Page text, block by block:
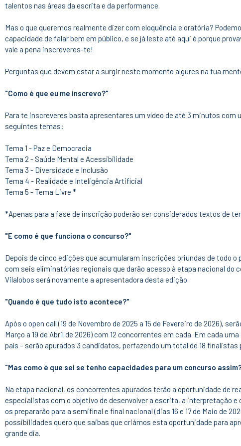
talentos nas áreas da escrita e da performance.
Mas o que queremos realmente dizer com eloquência e oratória?
capacidade de falar bem em público, e se já leste até aqui é porque
vale a pena inscreveres-te!
Perguntas que devem estar a surgir neste momento algures na tua
"Como é que eu me inscrevo?"
Para te inscreveres basta apresentares um vídeo de até 3 minutos com
seguintes temas:
Tema 1 - Paz e Democracia
Tema 2 - Saúde Mental e Acessibilidade
Tema 3 - Diversidade e Inclusão
Tema 4 - Realidade e Inteligência Artificial
Tema 5 - Tema Livre *
*Apenas para a fase de inscrição poderão ser considerados textos de
"E como é que funciona o concurso?"
Depois de cinco edições que acumularam inscrições oriundas de todo o
com seis eliminatórias regionais que darão acesso à etapa nacional do
Vilalobos será novamente a apresentadora desta edição.
"Quando é que tudo isto acontece?"
Após o open call (19 de Novembro de 2025 a 15 de Fevereiro de 2026),
Março a 19 de Abril de 2026) com 12 concorrentes em cada. Em cada
país – serão apurados 3 candidatos, perfazendo um total de 18 finalistas
"Mas como é que sei se tenho capacidades para um concurso
Na etapa nacional, os concorrentes apurados terão a oportunidade de
especialistas com o objetivo de desenvolver a escrita, a interpretação e
os prepararão para a semifinal e final nacional (dias 16 e 17 de Maio de
possibilidades quero que saibas que criámos esta oportunidade para
grande dia.